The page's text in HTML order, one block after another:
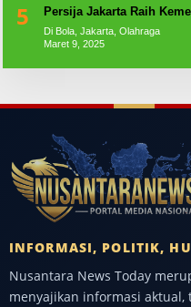
5 Persija Jakarta Raih
Di Bola, Jakarta, Olahraga
Maret 9, 2025
INFORMASI, POLITIK,
Nusantara News Today
menyajikan informasi